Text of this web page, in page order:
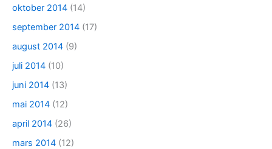
oktober 2014 (14)
september 2014 (17)
august 2014 (9)
juli 2014 (10)
juni 2014 (13)
mai 2014 (12)
april 2014 (26)
mars 2014 (12)